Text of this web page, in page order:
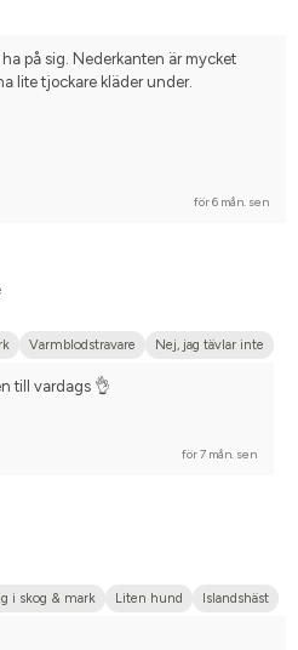
på sig. Nederkanten är mycket
lite tjockare kläder under.
för 6 mån. sen
Varmblodstravare Nej, jag tävlar inte
till vardags 👌
för 7 mån. sen
i skog & mark Liten hund
Islandshäst